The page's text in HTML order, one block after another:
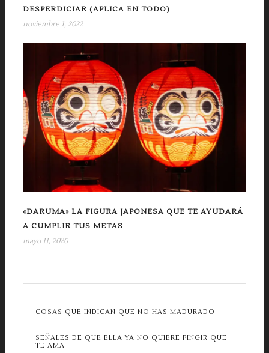
DESPERDICIAR (APLICA EN TODO)
noviembre 1, 2022
«DARUMA» LA FIGURA JAPONESA QUE TE AYUDARÁ
A CUMPLIR TUS METAS
mayo 11, 2020
COSAS QUE INDICAN QUE NO HAS MADURADO
SEÑALES DE QUE ELLA YA NO QUIERE FINGIR QUE
TE AMA